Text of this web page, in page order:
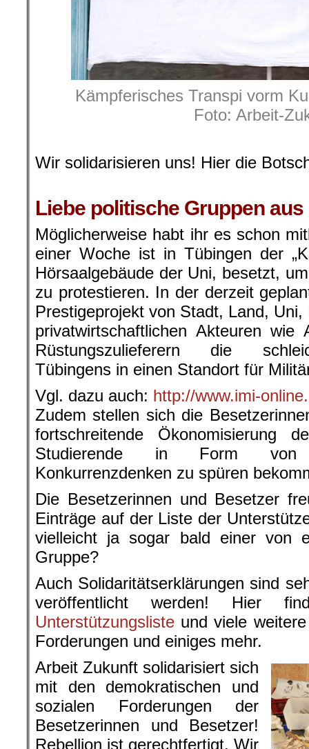
Kämpferisches Transpi vorm
Foto: Arbeit-
Wir solidarisieren uns! Hier die
Liebe politische Gruppen
Möglicherweise habt ihr es schon
einer Woche ist in Tübingen der
Hörsaalgebäude der Uni, besetzt,
zu protestieren. In der derzeit
Prestigeprojekt von Stadt, Land,
privatwirtschaftlichen Akteuren
Rüstungszulieferern die
Tübingens in einen Standort für
Vgl. dazu auch: http://www.imi-
Zudem stellen sich die
fortschreitende Ökonomisierung
Studierende in Form von
Konkurrenzdenken zu spüren
Die Besetzerinnen und Besetzer
Einträge auf der Liste der
vielleicht ja sogar bald einer von
Gruppe?
Auch Solidaritätserklärungen sind
veröffentlicht werden! Hier
Unterstützungsliste und viele
Forderungen und einiges mehr.
Arbeit Zukunft solidarisiert sich
mit den demokratischen und
sozialen Forderungen der
Besetzerinnen und Besetzer!
Rebellion ist gerechtfertigt. Wir